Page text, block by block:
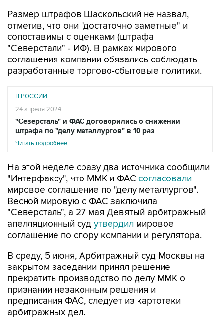
Размер штрафов Шаскольский не назвал,
отметив, что они "достаточно заметные" и
сопоставимы с оценками (штрафа
"Северстали" - ИФ). В рамках мирового
соглашения компании обязались соблюдать
разработанные торгово-сбытовые политики.
В РОССИИ
24 апреля 2024
"Северсталь" и ФАС договорились о снижении
штрафа по "делу металлургов" в 10 раз
Читать подробнее
На этой неделе сразу два источника сообщили
"Интерфаксу", что ММК и ФАС согласовали
мировое соглашение по "делу металлургов".
Весной мировую с ФАС заключила
"Северсталь", а 27 мая Девятый арбитражный
апелляционный суд утвердил мировое
соглашение по спору компании и регулятора.
В среду, 5 июня, Арбитражный суд Москвы на
закрытом заседании принял решение
прекратить производство по делу ММК о
признании незаконным решения и
предписания ФАС, следует из картотеки
арбитражных дел.